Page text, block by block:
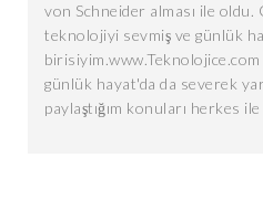
von Schneider alması ile oldu.
teknolojiyi sevmiş ve günlük
günlük hayat'da da severek
paylaştığım konuları herkes